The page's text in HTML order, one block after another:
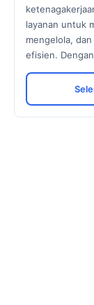
layanan untuk
mengelola,
efisien.